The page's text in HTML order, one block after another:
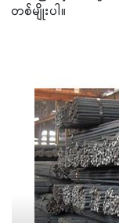
တစ်မျိုးပါ။